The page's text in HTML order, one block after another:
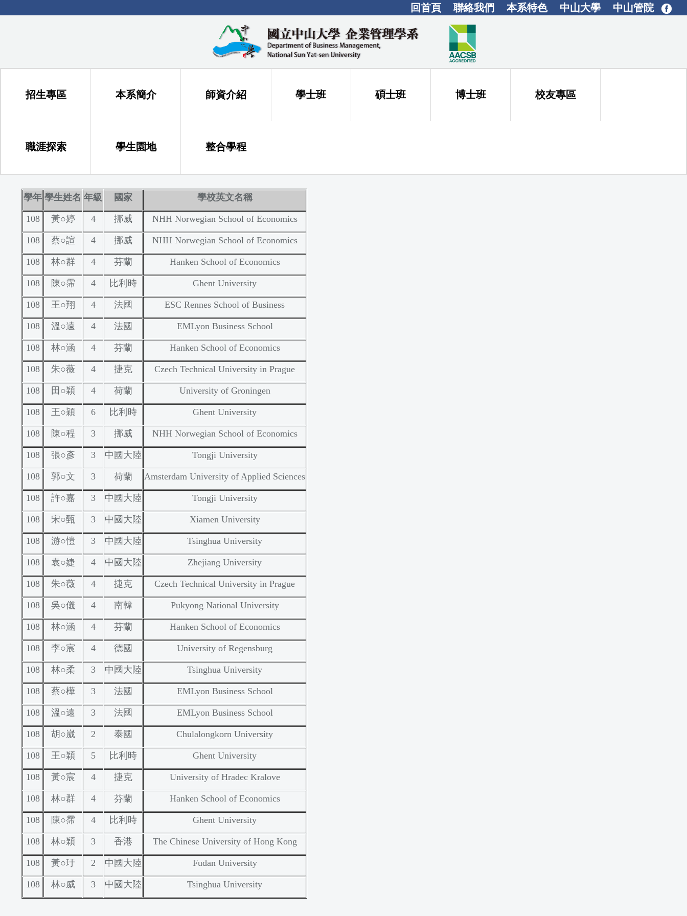
回首頁 聯絡我們 本系特色 中山大學 中山管院
招生專區 本系簡介 師資介紹 學士班 碩士班 博士班 校友專區
職涯探索 學生園地 整合學程
學年 學生姓名 年級 國家 學校英文名稱
108 黃○婷 4 挪威 NHH Norwegian School of Economics
108 蔡○諠 4 挪威 NHH Norwegian School of Economics
108 林○群 4 芬蘭 Hanken School of Economics
108 陳○霈 4 比利時 Ghent University
108 王○翔 4 法國 ESC Rennes School of Business
108 溫○遠 4 法國 EMLyon Business School
108 林○涵 4 芬蘭 Hanken School of Economics
108 朱○薇 4 捷克 Czech Technical University in Prague
108 田○穎 4 荷蘭 University of Groningen
108 王○穎 6 比利時 Ghent University
108 陳○程 3 挪威 NHH Norwegian School of Economics
108 張○彥 3 中國大陸 Tongji University
108 郭○文 3 荷蘭 Amsterdam University of Applied Sciences
108 許○嘉 3 中國大陸 Tongji University
108 宋○甄 3 中國大陸 Xiamen University
108 游○愷 3 中國大陸 Tsinghua University
108 袁○婕 4 中國大陸 Zhejiang University
108 朱○薇 4 捷克 Czech Technical University in Prague
108 吳○儀 4 南韓 Pukyong National University
108 林○涵 4 芬蘭 Hanken School of Economics
108 李○宸 4 德國 University of Regensburg
108 林○柔 3 中國大陸 Tsinghua University
108 蔡○樺 3 法國 EMLyon Business School
108 溫○遠 3 法國 EMLyon Business School
108 胡○崴 2 泰國 Chulalongkorn University
108 王○穎 5 比利時 Ghent University
108 黃○宸 4 捷克 University of Hradec Kralove
108 林○群 4 芬蘭 Hanken School of Economics
108 陳○霈 4 比利時 Ghent University
108 林○穎 3 香港 The Chinese University of Hong Kong
108 黃○玗 2 中國大陸 Fudan University
108 林○威 3 中國大陸 Tsinghua University